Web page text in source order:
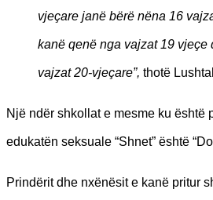
vjeçare janë bërë nëna 16
kanë qenë nga vajzat 19 vjeçe
vajzat 20-vjeçare”, thotë
Një ndër shkollat e mesme ku është
edukatën seksuale “Shnet” është
Prindërit dhe nxënësit e kanë pritur